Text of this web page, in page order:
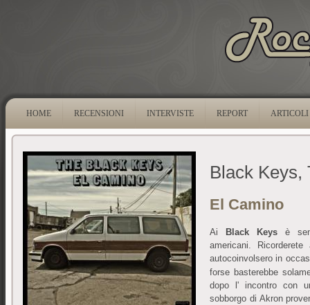
HOME RECENSIONI INTERVISTE REPORT ARTICOLI
Black Keys,
El Camino
Ai Black Keys è
americani.
autocoinvolsero in
forse basterebbe
dopo l' incontro con
sobborgo di Akron